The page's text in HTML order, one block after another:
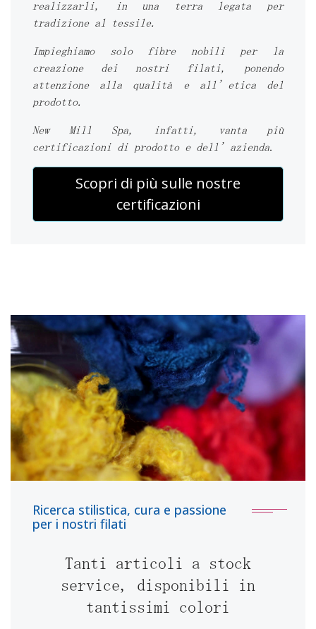
realizzarli, in una terra legata per
tradizione al tessile.
Impieghiamo solo fibre nobili per la
creazione dei nostri filati, ponendo
attenzione alla qualità e all’etica del
prodotto.
New Mill Spa, infatti, vanta più
certificazioni di prodotto e dell’azienda.
Scopri di più sulle nostre
certificazioni
Tanti articoli a stock
service, disponibili in
tantissimi colori
Ricerca stilistica, cura e passione
per i nostri filati